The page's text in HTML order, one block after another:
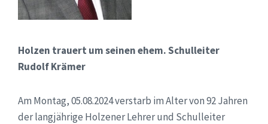
Holzen trauert um seinen ehem. Schulleiter
Rudolf Krämer
Am Montag, 05.08.2024 verstarb im Alter von 92 Jahren
der langjährige Holzener Lehrer und Schulleiter